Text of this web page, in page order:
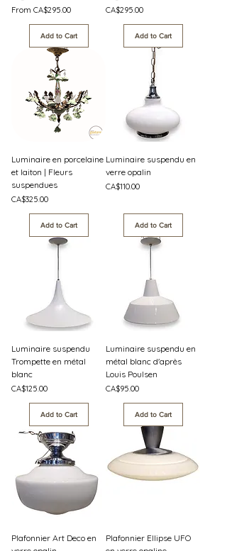
From CA$295.00
Sale Price
Add to Cart
Price
CA$295.00
Add to Cart
Luminaire en porcelaine
et laiton | Fleurs
suspendues
Price
CA$325.00
Add to Cart
Luminaire suspendu en
verre opalin
Price
CA$110.00
Add to Cart
Luminaire suspendu
Trompette en métal
blanc
Price
CA$125.00
Add to Cart
Luminaire suspendu en
métal blanc d'après
Louis Poulsen
Price
CA$95.00
Add to Cart
Plafonnier Art Deco en
Plafonnier Ellipse UFO